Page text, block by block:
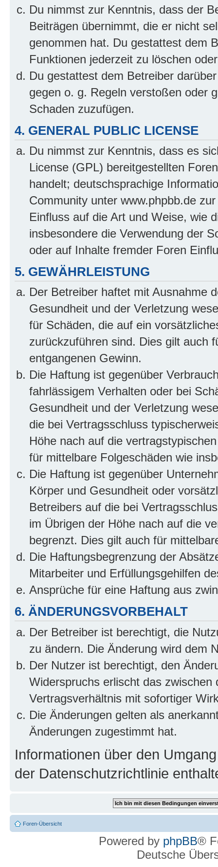
Du nimmst zur Kenntnis, dass der
Beiträgen übernimmt, die er nicht
genommen hat. Du gestattest dem
Funktionen jederzeit zu löschen
Du gestattest dem Betreiber
gegen o. g. Regeln verstoßen oder
Schaden zuzufügen.
4. GENERAL PUBLIC LICENSE
Du nimmst zur Kenntnis, dass es
License (GPL) bereitgestellten
handelt; deutschsprachige
Community unter www.phpbb.de
Einfluss auf die Art und Weise, wie
insbesondere die Verwendung der
oder auf Inhalte fremder Foren
5. GEWÄHRLEISTUNG
Der Betreiber haftet mit Ausnahme
Gesundheit und der Verletzung
für Schäden, die auf ein
zurückzuführen sind. Dies gilt auch
entgangenen Gewinn.
Die Haftung ist gegenüber
fahrlässigem Verhalten oder bei
Gesundheit und der Verletzung
die bei Vertragsschluss
Höhe nach auf die
für mittelbare Folgeschäden wie
Die Haftung ist gegenüber
Körper und Gesundheit oder
Betreibers auf die bei
im Übrigen der Höhe nach auf die
begrenzt. Dies gilt auch für
Die Haftungsbegrenzung der
Mitarbeiter und Erfüllungsgehilfen
Ansprüche für eine Haftung aus
6. ÄNDERUNGSVORBEHALT
Der Betreiber ist berechtigt, die
zu ändern. Die Änderung wird dem
Der Nutzer ist berechtigt, den
Widerspruchs erlischt das
Vertragsverhältnis mit sofortiger
Die Änderungen gelten als
Änderungen zugestimmt hat.
Informationen über den
der Datenschutzrichtlinie
Foren-Übersicht
Powered by phpBB®
Deutsche